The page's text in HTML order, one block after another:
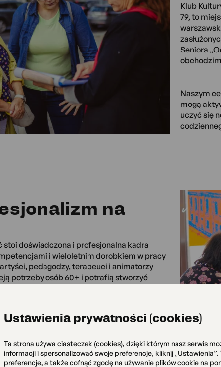
Ustawienia prywatności (cookies)
Ta strona używa ciasteczek (cookies), dzięki którym nasz serwis
informacji i spersonalizować swoje preferencje, kliknij
preferencje, a także cofnąć zgodę na używanie plików cookie na
Klub
79, to
Seniora
Naszym
mogą
uczyć się
na
doświadczona i profesjonalna kadra
i wieloletnim dorobkiem w pracy
pedagodzy, terapeuci i animatorzy
potrzeby osób 60+ i potrafią stworzyć
rozrywką i integracją
z lokalnymi szkołami, przedszkolami,
opieki, organizacjami pozarządowymi i
także seniorzy z zagranicy – i coraz